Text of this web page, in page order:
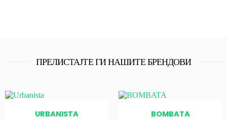
ПРЕЛИСТАЈТЕ ГИ НАШИТЕ БРЕНДОВИ
URBANISTA BOMBATA